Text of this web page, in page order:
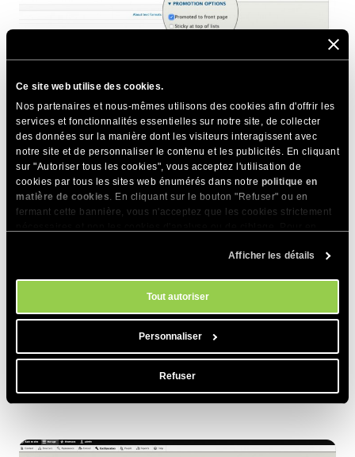
Ce site web utilise des cookies.
Nos partenaires et nous-mêmes utilisons des cookies afin d'offrir les
services et fonctionnalités essentielles sur notre site, de collecter
des données sur la manière dont les visiteurs interagissent avec
notre site et de personnaliser le contenu et les publicités. En cliquant
sur "Autoriser tous les cookies", vous acceptez l'utilisation de
cookies par tous les sites web énumérés dans notre politique en
matière de cookies. En cliquant sur le bouton "Refuser" ou en
fermant cette bannière, vous n'acceptez que les cookies strictement
. Vous pouvez gérer vos préférences
Afficher les détails
Tout autoriser
Personnaliser
Refuser
Enfin, cliquez surEnregistrer
IMPORTANT:
Copiez l’URL de cette page, vous en aurez besoin
plus tard. Cela devrait être quelque chose comme
http://www.yourdrupalwebsite/node/1
Définir votre nouvelle page
comme page d’accueil
Maintenant que nous avons créé la page de base, nous
devons la définir comme page d’accueil du site web. Pour ce
Configuration> Paramètres de base du site
.